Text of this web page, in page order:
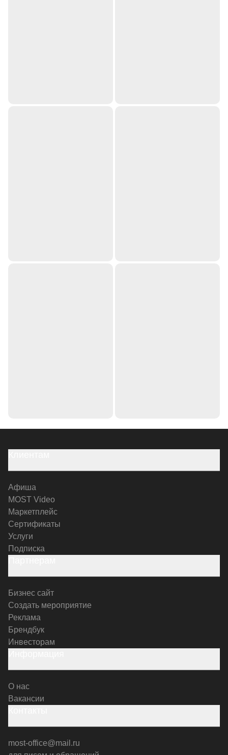
Афиша
MOST Video
Маркетплейс
Сертификаты
Услуги
Подписка
Бизнес сайт
Создать мероприятие
Реклама
Брендбук
Инвесторам
О нас
Вакансии
most-office@mail.ru